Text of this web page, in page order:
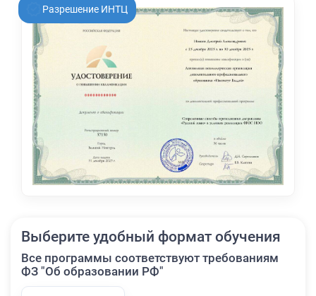
Разрешение ИНТЦ
Выберите удобный формат обучения
Все программы соответствуют требованиям
ФЗ "Об образовании РФ"